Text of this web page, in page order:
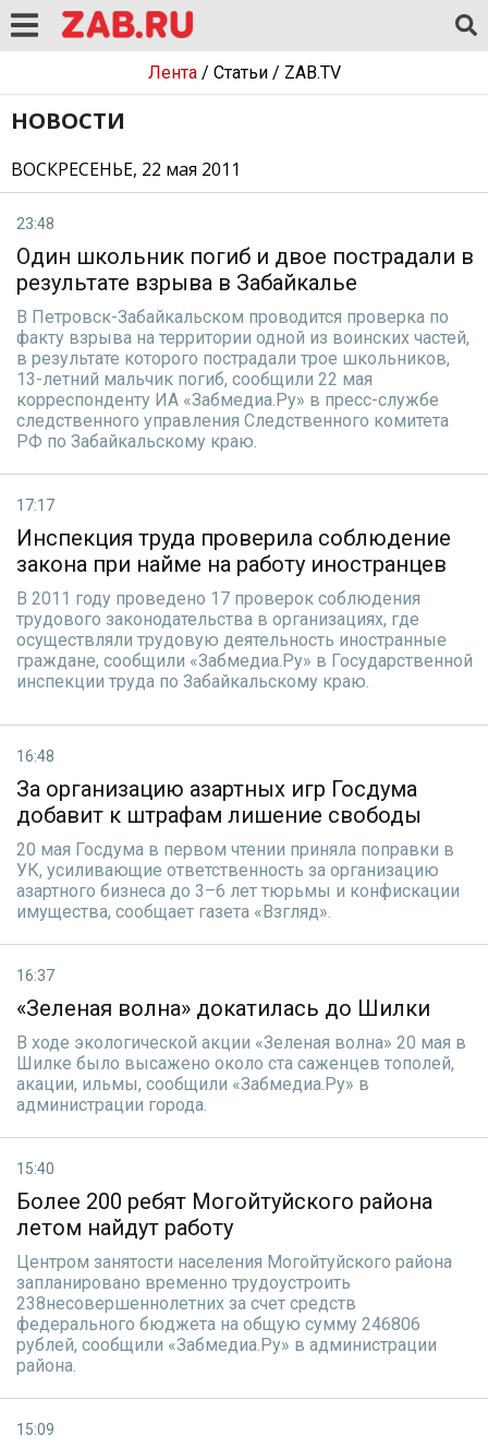
Лента/ Статьи/ ZAB.TV
НОВОСТИ
ВОСКРЕСЕНЬЕ, 22 мая 2011
23:48
Один школьник погиб и двое пострадали в
результате взрыва в Забайкалье
В Петровск-Забайкальском проводится проверка по
факту взрыва на территории одной из воинских частей,
в результате которого пострадали трое школьников,
13-летний мальчик погиб, сообщили 22 мая
корреспонденту ИА «Забмедиа.Ру» в пресс-службе
следственного управления Следственного комитета
РФ по Забайкальскому краю.
17:17
Инспекция труда проверила соблюдение
закона при найме на работу иностранцев
В 2011 году проведено 17 проверок соблюдения
трудового законодательства в организациях, где
осуществляли трудовую деятельность иностранные
граждане, сообщили «Забмедиа.Ру» в Государственной
инспекции труда по Забайкальскому краю.
16:48
За организацию азартных игр Госдума
добавит к штрафам лишение свободы
20 мая Госдума в первом чтении приняла поправки в
УК, усиливающие ответственность за организацию
азартного бизнеса до 3–6 лет тюрьмы и конфискации
имущества, сообщает газета «Взгляд».
16:37
«Зеленая волна» докатилась до Шилки
В ходе экологической акции «Зеленая волна» 20 мая в
Шилке было высажено около ста саженцев тополей,
акации, ильмы, сообщили «Забмедиа.Ру» в
администрации города.
15:40
Более 200 ребят Могойтуйского района
летом найдут работу
Центром занятости населения Могойтуйского района
запланировано временно трудоустроить
238несовершеннолетних за счет средств
федерального бюджета на общую сумму 246806
рублей, сообщили «Забмедиа.Ру» в администрации
района.
15:09